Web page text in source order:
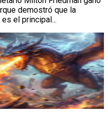
demostró que la
el principal...